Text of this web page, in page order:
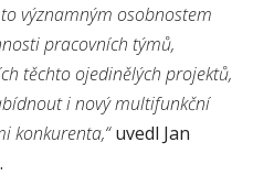
významným osobnostem
pracovních týmů,
těchto ojedinělých projektů,
i nový multifunkční
konkurenta,“uvedl Jan